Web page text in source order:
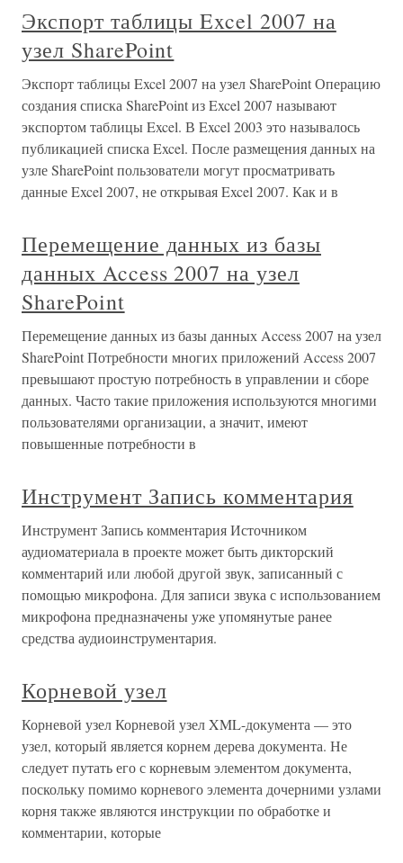
Экспорт таблицы Excel 2007 на
узел SharePoint
Экспорт таблицы Excel 2007 на узел SharePoint Операцию
создания списка SharePoint из Excel 2007 называют
экспортом таблицы Excel. В Excel 2003 это называлось
публикацией списка Excel. После размещения данных на
узле SharePoint пользователи могут просматривать
данные Excel 2007, не открывая Excel 2007. Как и в
Перемещение данных из базы
данных Access 2007 на узел
SharePoint
Перемещение данных из базы данных Access 2007 на узел
SharePoint Потребности многих приложений Access 2007
превышают простую потребность в управлении и сборе
данных. Часто такие приложения используются многими
пользователями организации, а значит, имеют
повышенные потребности в
Инструмент Запись комментария
Инструмент Запись комментария Источником
аудиоматериала в проекте может быть дикторский
комментарий или любой другой звук, записанный с
помощью микрофона. Для записи звука с использованием
микрофона предназначены уже упомянутые ранее
средства аудиоинструментария.
Корневой узел
Корневой узел Корневой узел XML-документа — это
узел, который является корнем дерева документа. Не
следует путать его с корневым элементом документа,
поскольку помимо корневого элемента дочерними узлами
корня также являются инструкции по обработке и
комментарии, которые